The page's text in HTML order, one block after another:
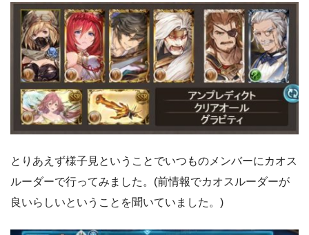
とりあえず様子見ということでいつものメンバーにカオス
ルーダーで行ってみました。(前情報でカオスルーダーが
良いらしいということを聞いていました。)